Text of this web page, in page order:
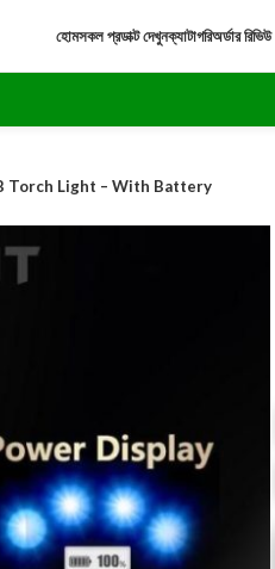
হোমসকল প্রডাক্ট দেখুনক্যাটাগরিঅর্ডার রিভিউ
Torch Light – With Battery